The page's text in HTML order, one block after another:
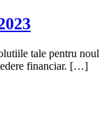
tale pentru noul
financiar. […]